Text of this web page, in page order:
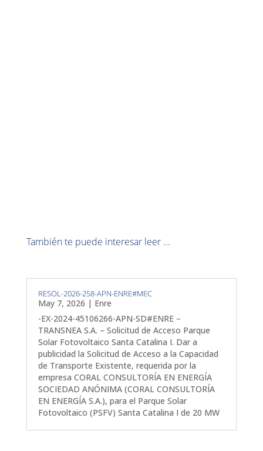
También te puede interesar leer ...
RESOL-2026-258-APN-ENRE#MEC
May 7, 2026 | Enre
-EX-2024-45106266-APN-SD#ENRE –
TRANSNEA S.A. – Solicitud de Acceso Parque
Solar Fotovoltaico Santa Catalina I. Dar a
publicidad la Solicitud de Acceso a la Capacidad
de Transporte Existente, requerida por la
empresa CORAL CONSULTORÍA EN ENERGÍA
SOCIEDAD ANÓNIMA (CORAL CONSULTORÍA
EN ENERGÍA S.A.), para el Parque Solar
Fotovoltaico (PSFV) Santa Catalina I de 20 MW